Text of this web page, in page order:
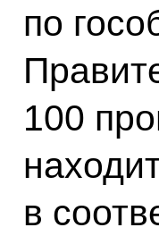
по
100
в